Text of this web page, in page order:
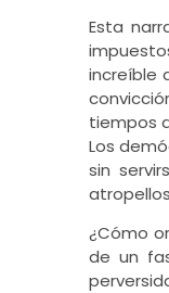
Esta
increíble
tiempos
Los
sin
¿Cómo
de un